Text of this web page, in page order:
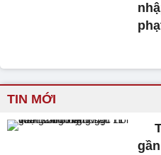
TIN MỚI